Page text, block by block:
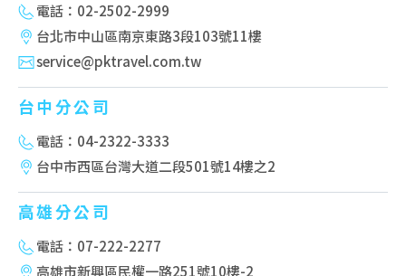
電話：02-2502-2999
台北市中山區南京東路3段103號11樓
service@pktravel.com.tw
台中分公司
電話：04-2322-3333
台中市西區台灣大道二段501號14樓之2
高雄分公司
電話：07-222-2277
高雄市新興區民權一路251號10樓-2